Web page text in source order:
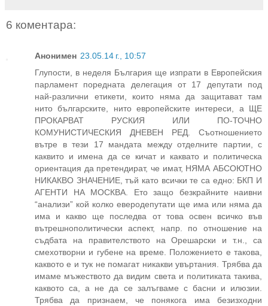
6 коментара:
Анонимен 23.05.14 г., 10:57
Глупости, в неделя България ще изпрати в Европейския
парламент поредната делегация от 17 депутати под
най-различни етикети, които няма да защитават там
нито българските, нито европейските интереси, а ЩЕ
ПРОКАРВАТ РУСКИЯ ИЛИ ПО-ТОЧНО
КОМУНИСТИЧЕСКИЯ ДНЕВЕН РЕД. Съотношението
вътре в тези 17 мандата между отделните партии, с
каквито и имена да се кичат и каквато и политическа
ориентация да претендират, че имат, НЯМА АБСОЮТНО
НИКАКВО ЗНАЧЕНИЕ, тъй като всички те са едно: БКП И
АГЕНТИ НА МОСКВА. Ето защо безкрайните наивни
“анализи” кой колко еверодепутати ще има или няма да
има и какво ще последва от това освен всичко във
вътрешнополитически аспект, напр. по отношение на
съдбата на правителството на Орешарски и т.н., са
смехотворни и губене на време. Положението е такова,
каквото е и тук не помагат никакви увъртания. Трябва да
имаме мъжеството да видим света и политиката такива,
каквото са, а не да се залъгваме с басни и илюзии.
Трябва да признаем, че понякога има безизходни